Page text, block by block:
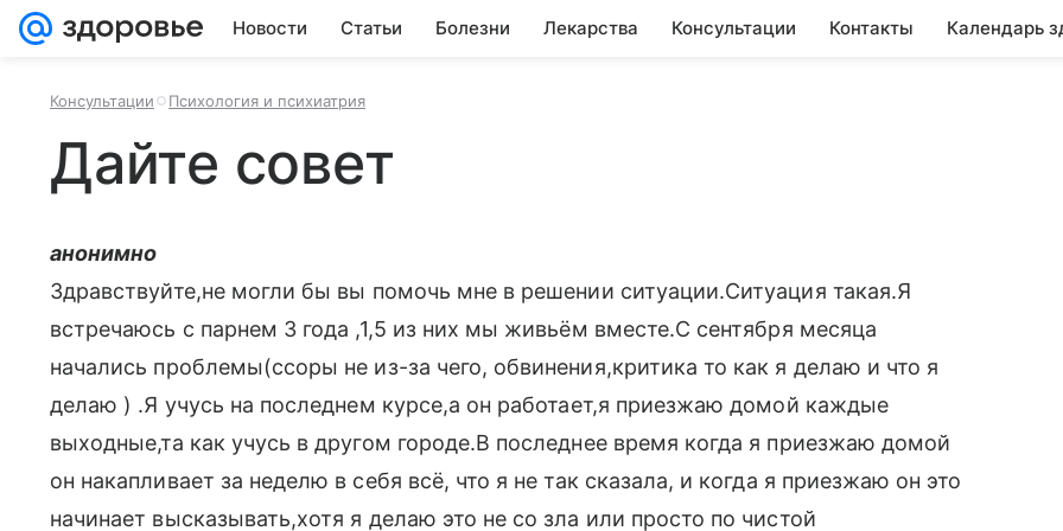
Новости Статьи Болезни Лекарства Консультации Контакты Календарь
Консультации Психология и психиатрия
Дайте совет
анонимно
Здравствуйте,не могли бы вы помочь мне в решении ситуации.Ситуация такая.Я
встречаюсь с парнем 3 года ,1,5 из них мы живьём вместе.С сентября месяца
начались проблемы(ссоры не из-за чего, обвинения,критика то как я делаю и что я
делаю ) .Я учусь на последнем курсе,а он работает,я приезжаю домой каждые
выходные,та как учусь в другом городе.В последнее время когда я приезжаю домой
он накапливает за неделю в себя всё, что я не так сказала, и когда я приезжаю он это
начинает высказывать,хотя я делаю это не со зла или просто по чистой